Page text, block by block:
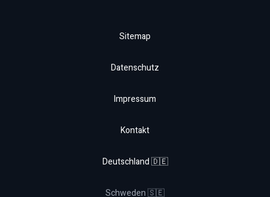
Sitemap
Datenschutz
Impressum
Kontakt
Deutschland 🇩🇪
Schweden 🇸🇪